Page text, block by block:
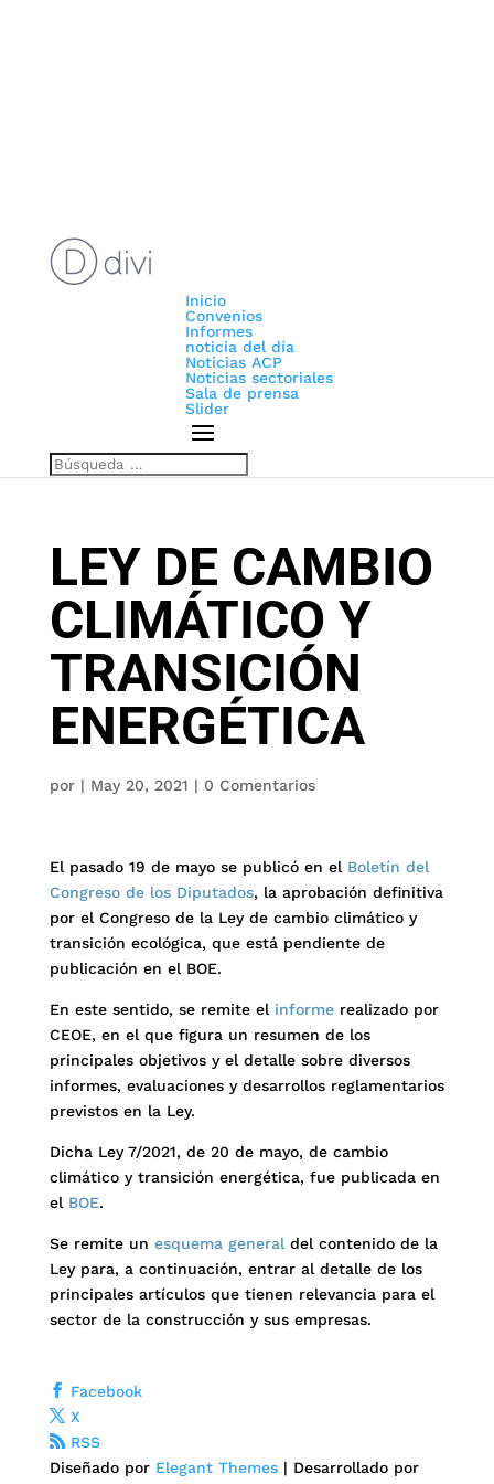
Inicio
Convenios
Informes
noticia del día
Noticias ACP
Noticias sectoriales
Sala de prensa
Slider
LEY DE CAMBIO
CLIMÁTICO Y
TRANSICIÓN
ENERGÉTICA
por | May 20, 2021 | 0 Comentarios
El pasado 19 de mayo se publicó en el Boletín del
Congreso de los Diputados, la aprobación definitiva
por el Congreso de la Ley de cambio climático y
transición ecológica, que está pendiente de
publicación en el BOE.
En este sentido, se remite el informe realizado por
CEOE, en el que figura un resumen de los
principales objetivos y el detalle sobre diversos
informes, evaluaciones y desarrollos reglamentarios
previstos en la Ley.
Dicha Ley 7/2021, de 20 de mayo, de cambio
climático y transición energética, fue publicada en
el BOE.
Se remite un esquema general del contenido de la
Ley para, a continuación, entrar al detalle de los
principales artículos que tienen relevancia para el
sector de la construcción y sus empresas.
Facebook
X
RSS
Diseñado por Elegant Themes| Desarrollado por